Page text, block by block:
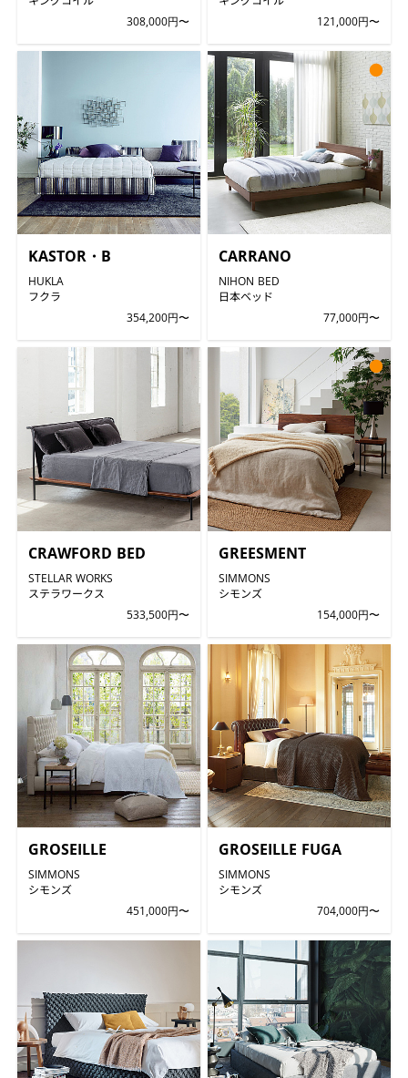
308,000円〜
121,000円〜
KASTOR・B
HUKLA
フクラ
354,200円〜
CARRANO
NIHON BED
日本ベッド
77,000円〜
●
CRAWFORD BED
STELLAR WORKS
ステラワークス
533,500円〜
GREESMENT
SIMMONS
シモンズ
154,000円〜
●
GROSEILLE
SIMMONS
シモンズ
451,000円〜
GROSEILLE FUGA
SIMMONS
シモンズ
704,000円〜